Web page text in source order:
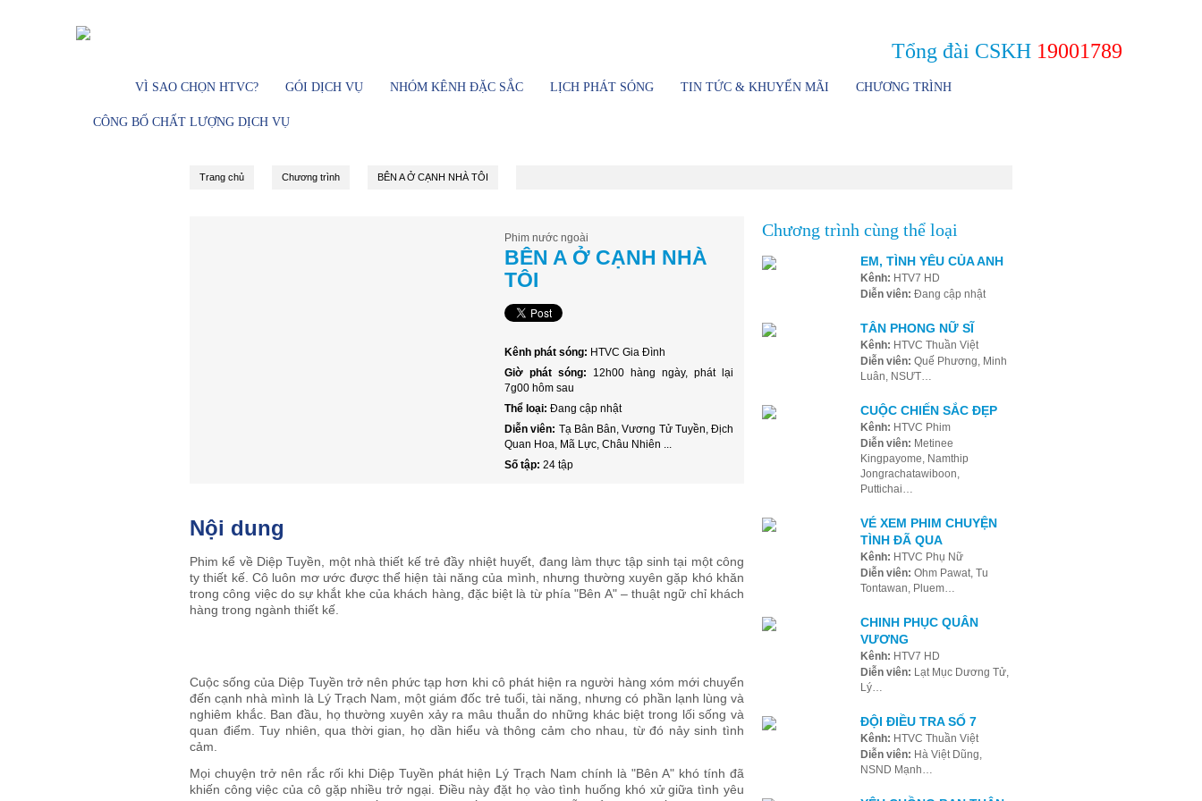
VÌ SAO CHỌN HTVC? GÓI DỊCH VỤ NHÓM KÊNH ĐẶC SẮC LỊCH PHÁT SÓNG TIN TỨC & KHUYẾN MÃI CHƯƠNG TRÌNH
CÔNG BỐ CHẤT LƯỢNG DỊCH VỤ
Tổng đài CSKH 19001789
Trang chủ Chương trình BÊN A Ở CẠNH NHÀ TÔI
Phim nước ngoài
BÊN A Ở CẠNH NHÀ
TÔI
Kênh phát sóng: HTVC Gia Đình
Giờ phát sóng: 12h00 hàng ngày, phát lại
7g00 hôm sau
Thể loại:Đang cập nhật
Diễn viên: Tạ Bân Bân, Vương Tử Tuyền, Địch
Quan Hoa, Mã Lực, Châu Nhiên ...
Số tập:24 tập
Nội dung
Phim kể về Diệp Tuyền, một nhà thiết kế trẻ đầy nhiệt huyết, đang làm thực tập sinh tại một công
ty thiết kế. Cô luôn mơ ước được thể hiện tài năng của mình, nhưng thường xuyên gặp khó khăn
trong công việc do sự khắt khe của khách hàng, đặc biệt là từ phía "Bên A" – thuật ngữ chỉ khách
hàng trong ngành thiết kế.
Cuộc sống của Diệp Tuyền trở nên phức tạp hơn khi cô phát hiện ra người hàng xóm mới chuyển
đến cạnh nhà mình là Lý Trạch Nam, một giám đốc trẻ tuổi, tài năng, nhưng có phần lạnh lùng và
nghiêm khắc. Ban đầu, họ thường xuyên xảy ra mâu thuẫn do những khác biệt trong lối sống và
quan điểm. Tuy nhiên, qua thời gian, họ dần hiểu và thông cảm cho nhau, từ đó nảy sinh tình
cảm.
Mọi chuyện trở nên rắc rối khi Diệp Tuyền phát hiện Lý Trạch Nam chính là "Bên A" khó tính đã
khiến công việc của cô gặp nhiều trở ngại. Điều này đặt họ vào tình huống khó xử giữa tình yêu
Chương trình cùng thể loại
EM, TÌNH YÊU CỦA ANH
Kênh: HTV7 HD
Diễn viên: Đang cập nhật
TÂN PHONG NỮ SĨ
Kênh: HTVC Thuần Việt
Diễn viên: Quế Phương, Minh
Luân, NSƯT…
CUỘC CHIẾN SẮC ĐẸP
Kênh: HTVC Phim
Diễn viên: Metinee
Kingpayome, Namthip
Jongrachatawiboon,
Puttichai…
VÉ XEM PHIM CHUYỆN
TÌNH ĐÃ QUA
Kênh: HTVC Phụ Nữ
Diễn viên: Ohm Pawat, Tu
Tontawan, Pluem…
CHINH PHỤC QUÂN
VƯƠNG
Kênh: HTV7 HD
Diễn viên: Lạt Mục Dương Tử,
Lý…
ĐỘI ĐIỀU TRA SỐ 7
Kênh: HTVC Thuần Việt
Diễn viên: Hà Việt Dũng,
NSND Mạnh…